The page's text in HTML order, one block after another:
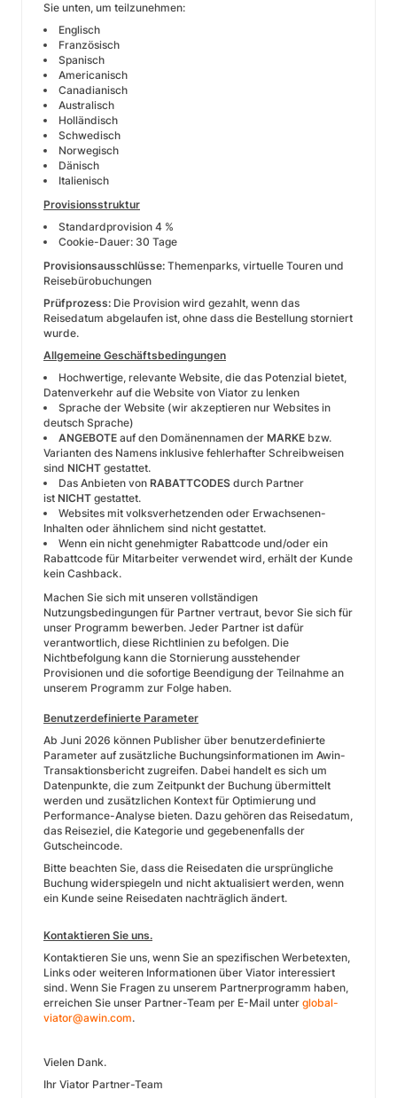
Sie unten, um teilzunehmen:
Englisch
Französisch
Spanisch
Americanisch
Canadianisch
Australisch
Holländisch
Schwedisch
Norwegisch
Dänisch
Italienisch
Provisionsstruktur
Standardprovision 4 %
Cookie-Dauer: 30 Tage
Provisionsausschlüsse: Themenparks, virtuelle Touren und
Reisebürobuchungen
Prüfprozess: Die Provision wird gezahlt, wenn das
Reisedatum abgelaufen ist, ohne dass die Bestellung storniert
wurde.
Allgemeine Geschäftsbedingungen
Hochwertige, relevante Website, die das Potenzial bietet,
Datenverkehr auf die Website von Viator zu lenken
Sprache der Website (wir akzeptieren nur Websites in
deutsch Sprache)
ANGEBOTE auf den Domänennamen der MARKE bzw.
Varianten des Namens inklusive fehlerhafter Schreibweisen
sind NICHT gestattet.
Das Anbieten von RABATTCODES durch Partner
ist NICHT gestattet.
Websites mit volksverhetzenden oder Erwachsenen-
Inhalten oder ähnlichem sind nicht gestattet.
Wenn ein nicht genehmigter Rabattcode und/oder ein
Rabattcode für Mitarbeiter verwendet wird, erhält der Kunde
kein Cashback.
Machen Sie sich mit unseren vollständigen
Nutzungsbedingungen für Partner vertraut, bevor Sie sich für
unser Programm bewerben. Jeder Partner ist dafür
verantwortlich, diese Richtlinien zu befolgen. Die
Nichtbefolgung kann die Stornierung ausstehender
Provisionen und die sofortige Beendigung der Teilnahme an
unserem Programm zur Folge haben.
Benutzerdefinierte Parameter
Ab Juni 2026 können Publisher über benutzerdefinierte
Parameter auf zusätzliche Buchungsinformationen im Awin-
Transaktionsbericht zugreifen. Dabei handelt es sich um
Datenpunkte, die zum Zeitpunkt der Buchung übermittelt
werden und zusätzlichen Kontext für Optimierung und
Performance-Analyse bieten. Dazu gehören das Reisedatum,
das Reiseziel, die Kategorie und gegebenenfalls der
Gutscheincode.
Bitte beachten Sie, dass die Reisedaten die ursprüngliche
Buchung widerspiegeln und nicht aktualisiert werden, wenn
ein Kunde seine Reisedaten nachträglich ändert.
Kontaktieren Sie uns.
Kontaktieren Sie uns, wenn Sie an spezifischen Werbetexten,
Links oder weiteren Informationen über Viator interessiert
sind. Wenn Sie Fragen zu unserem Partnerprogramm haben,
erreichen Sie unser Partner-Team per E-Mail unter global-
viator@awin.com.
Vielen Dank.
Ihr Viator Partner-Team